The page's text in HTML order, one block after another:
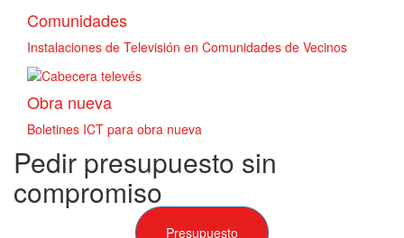
Comunidades
Instalaciones de Televisión en Comunidades de Vecinos
Obra nueva
Boletines ICT para obra nueva
Pedir presupuesto sin
compromiso
Presupuesto